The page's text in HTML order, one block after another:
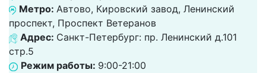
Метро: Автово, Кировский завод, Ленинский
проспект, Проспект Ветеранов
Адрес: Санкт-Петербург: пр. Ленинский д.101
стр.5
Режим работы: 9:00-21:00